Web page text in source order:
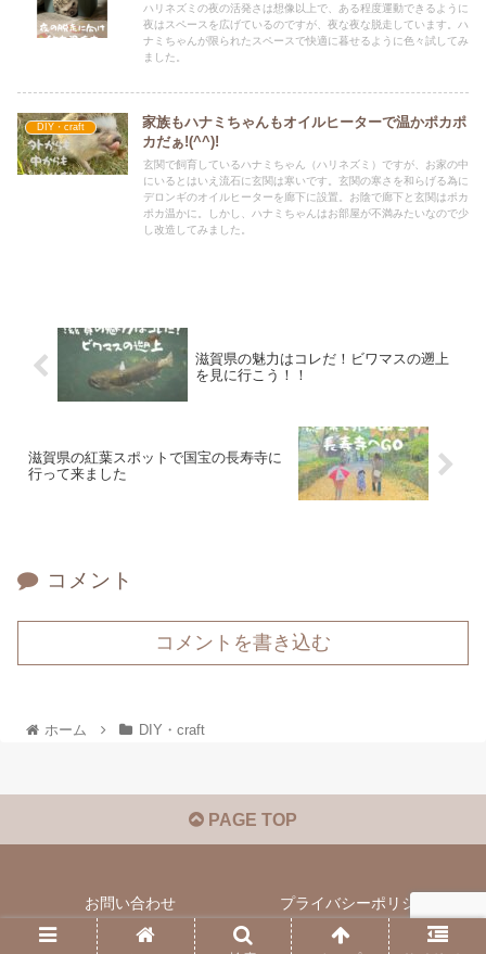
ハリネズミの夜の活発さは想像以上で、ある程度運動できるように
夜はスペースを広げているのですが、夜な夜な脱走しています。ハ
ナミちゃんが限られたスペースで快適に暮せるように色々試してみ
ました。
DIY・craft
家族もハナミちゃんもオイルヒーターで温かポカポ
カだぁ!(^^)!
玄関で飼育しているハナミちゃん（ハリネズミ）ですが、お家の中
にいるとはいえ流石に玄関は寒いです。玄関の寒さを和らげる為に
デロンギのオイルヒーターを廊下に設置。お陰で廊下と玄関はポカ
ポカ温かに。しかし、ハナミちゃんはお部屋が不満みたいなので少
し改造してみました。
滋賀県の魅力はコレだ！ビワマスの遡上
を見に行こう！！
滋賀県の紅葉スポットで国宝の長寿寺に
行って来ました
コメント
コメントを書き込む
ホーム DIY・craft
PAGE TOP
お問い合わせ プライバシーポリシー
© 2021 海パパのにわ.